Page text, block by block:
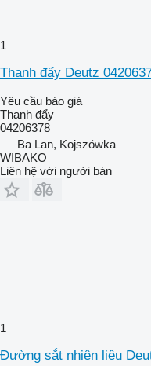
1
Thanh đẩy Deutz
Yêu cầu báo giá
Thanh đẩy
04206378
Ba Lan, Kojszówka
WIBAKO
Liên hệ với người bán
1
Đường sắt nhiên liệu